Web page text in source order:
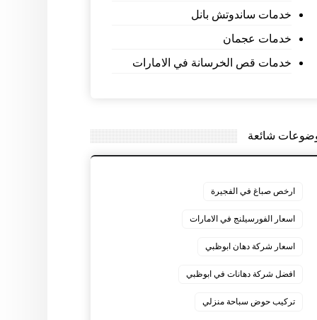
خدمات ساندوتش بانل
خدمات عجمان
خدمات قص الخرسانة في الامارات
شائعة
ارخص صباغ في الفجيرة
اسعار الفورسيلنج في الامارات
اسعار شركة دهان ابوظبي
افضل شركة دهانات في ابوظبي
تركيب حوض سباحة منزلي